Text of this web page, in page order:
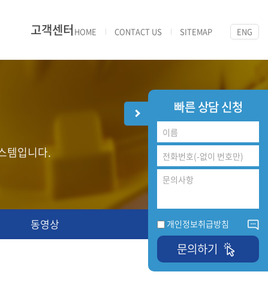
고객센터 HOME CONTACT US SITEMAP ENG
템입니다.
동영상
빠른 상담 신청
개인정보취급방침
문의하기